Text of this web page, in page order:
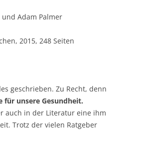
und Adam Palmer
2015, 248 Seiten
geschrieben. Zu Recht, denn
für unsere Gesundheit.
auch in der Literatur eine ihm
Trotz der vielen Ratgeber